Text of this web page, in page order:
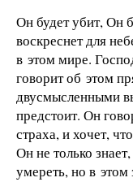
Он будет убит, Он
воскреснет для
в этом мире.
говорит об этом
двусмысленными
предстоит. Он
страха, и хочет,
Он не только
умереть, но в этом